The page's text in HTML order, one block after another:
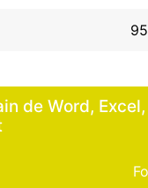
forme leurs
de Word, Excel,